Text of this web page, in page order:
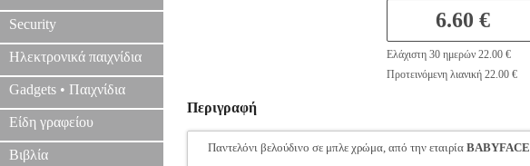
Security
Ηλεκτρονικά παιχνίδια
Gadgets • Παιχνίδια
Είδη γραφείου
Βιβλία
6.60 €
Ελάχιστη 30 ημερών 22.00 €
Προτεινόμενη λιανική 22.00 €
Περιγραφή
Παντελόνι βελούδινο σε μπλε χρώμα, από την εταιρία BABYFACE